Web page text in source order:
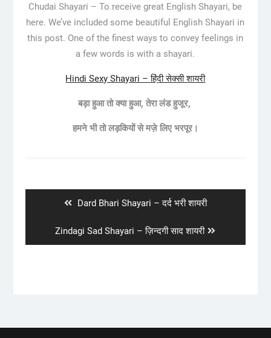
Chudai Shayari – To receive great English Shayari, be
here. We’ve included some beautiful English Shayari in
this post. One of the finest ways to convey feelings in
a few words is with a shayari.
Hindi Sexy Shayari – हिंदी सेक्सी शायरी
बड़ा हुआ तो क्या हुआ, तेरा लंड हुजूर,
हमने भी तो लड़कियों से मज़े लिए भरपूर।
Previous
Dard Bhari Shayari – दर्द भरी शायरी
Next
post:
Zindagi Sad Shayari – ज़िन्दगी साद शायरी